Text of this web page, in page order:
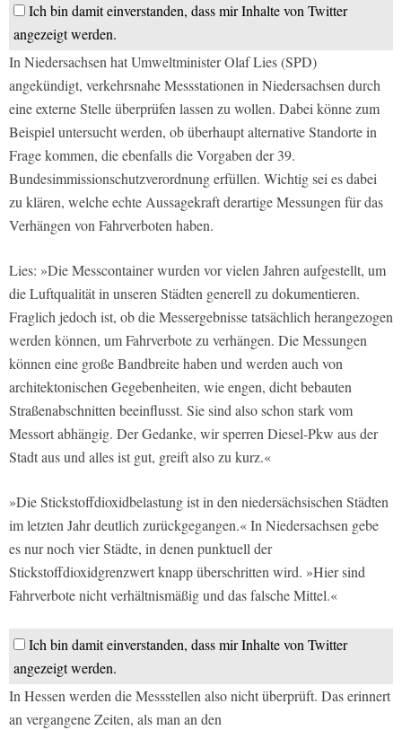
Ich bin damit einverstanden, dass mir Inhalte von Twitter
angezeigt werden.
In Niedersachsen hat Umweltminister Olaf Lies (SPD)
angekündigt, verkehrsnahe Messstationen in Niedersachsen durch
eine externe Stelle überprüfen lassen zu wollen. Dabei könne zum
Beispiel untersucht werden, ob überhaupt alternative Standorte in
Frage kommen, die ebenfalls die Vorgaben der 39.
Bundesimmissionschutzverordnung erfüllen. Wichtig sei es dabei
zu klären, welche echte Aussagekraft derartige Messungen für das
Verhängen von Fahrverboten haben.
Lies: »Die Messcontainer wurden vor vielen Jahren aufgestellt, um
die Luftqualität in unseren Städten generell zu dokumentieren.
Fraglich jedoch ist, ob die Messergebnisse tatsächlich herangezogen
werden können, um Fahrverbote zu verhängen. Die Messungen
können eine große Bandbreite haben und werden auch von
architektonischen Gegebenheiten, wie engen, dicht bebauten
Straßenabschnitten beeinflusst. Sie sind also schon stark vom
Messort abhängig. Der Gedanke, wir sperren Diesel-Pkw aus der
Stadt aus und alles ist gut, greift also zu kurz.«
»Die Stickstoffdioxidbelastung ist in den niedersächsischen Städten
im letzten Jahr deutlich zurückgegangen.« In Niedersachsen gebe
es nur noch vier Städte, in denen punktuell der
Stickstoffdioxidgrenzwert knapp überschritten wird. »Hier sind
Fahrverbote nicht verhältnismäßig und das falsche Mittel.«
Ich bin damit einverstanden, dass mir Inhalte von Twitter
angezeigt werden.
In Hessen werden die Messstellen also nicht überprüft. Das erinnert
an vergangene Zeiten, als man an den